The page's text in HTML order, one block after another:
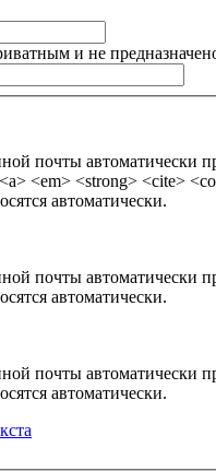
и не
почты автоматически
<em> <strong> <cite>
автоматически.
почты автоматически
автоматически.
почты автоматически
автоматически.